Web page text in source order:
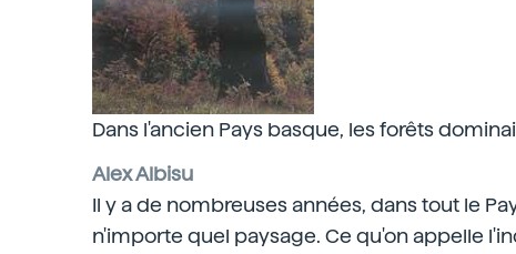
Dans l'ancien Pays basque, les forêts
Alex Albisu
Il y a de nombreuses années, dans tout le
n'importe quel paysage. Ce qu'on appelle